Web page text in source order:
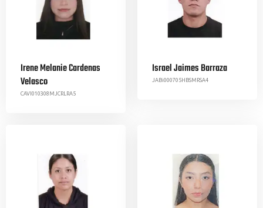
Irene Melanie Cardenas
Velasco
CAVI010308MJCRLRA5
Israel Jaimes Barraza
JABi000705HBSMRSA4